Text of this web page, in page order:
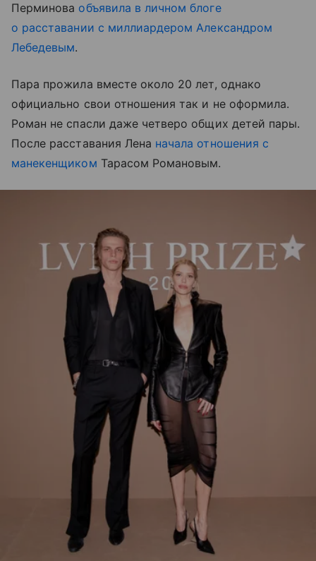
Перминова объявила в личном блоге
о расставании с миллиардером Александром
Лебедевым.
Пара прожила вместе около 20 лет, однако
официально свои отношения так и не оформила.
Роман не спасли даже четверо общих детей пары.
После расставания Лена начала отношения с
манекенщиком Тарасом Романовым.